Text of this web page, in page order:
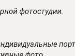
фотостудии.